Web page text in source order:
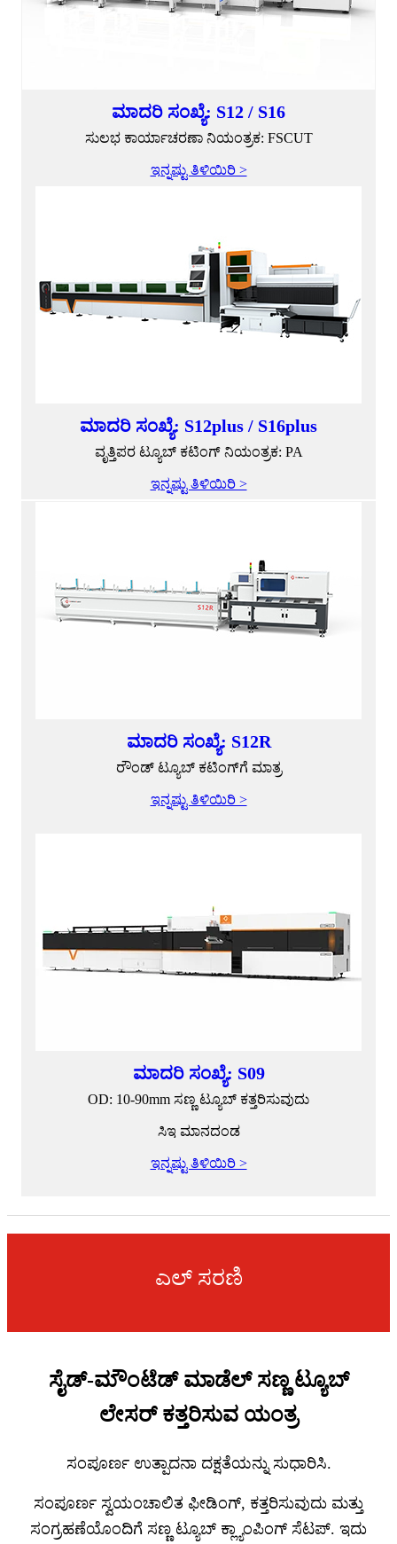
ಮಾದರಿ ಸಂಖ್ಯೆ: S12 / S16
ಸುಲಭ ಕಾರ್ಯಾಚರಣಾ ನಿಯಂತ್ರಕ: FSCUT
ಇನ್ನಷ್ಟು ತಿಳಿಯಿರಿ >
ಮಾದರಿ ಸಂಖ್ಯೆ: S12plus / S16plus
ವೃತ್ತಿಪರ ಟ್ಯೂಬ್ ಕಟಿಂಗ್ ನಿಯಂತ್ರಕ: PA
ಇನ್ನಷ್ಟು ತಿಳಿಯಿರಿ >
ಮಾದರಿ ಸಂಖ್ಯೆ: S12R
ರೌಂಡ್ ಟ್ಯೂಬ್ ಕಟಿಂಗ್‌ಗೆ ಮಾತ್ರ
ಇನ್ನಷ್ಟು ತಿಳಿಯಿರಿ >
ಮಾದರಿ ಸಂಖ್ಯೆ: S09
OD: 10-90mm ಸಣ್ಣ ಟ್ಯೂಬ್ ಕತ್ತರಿಸುವುದು
ಸಿಇ ಮಾನದಂಡ
ಇನ್ನಷ್ಟು ತಿಳಿಯಿರಿ >
ಎಲ್ ಸರಣಿ
ಸೈಡ್-ಮೌಂಟೆಡ್ ಮಾಡೆಲ್ ಸಣ್ಣ ಟ್ಯೂಬ್
ಲೇಸರ್ ಕತ್ತರಿಸುವ ಯಂತ್ರ
ಸಂಪೂರ್ಣ ಉತ್ಪಾದನಾ ದಕ್ಷತೆಯನ್ನು ಸುಧಾರಿಸಿ.
ಸಂಪೂರ್ಣ ಸ್ವಯಂಚಾಲಿತ ಫೀಡಿಂಗ್, ಕತ್ತರಿಸುವುದು ಮತ್ತು
ಸಂಗ್ರಹಣೆಯೊಂದಿಗೆ ಸಣ್ಣ ಟ್ಯೂಬ್ ಕ್ಲ್ಯಾಂಪಿಂಗ್ ಸೆಟಪ್. ಇದು